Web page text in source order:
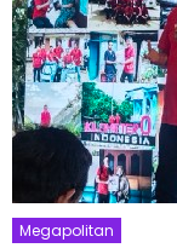
Megapolitan